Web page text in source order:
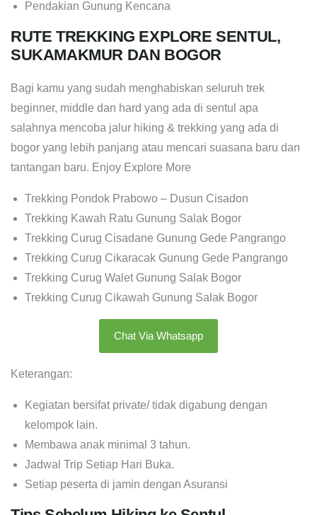
Pendakian Gunung Kencana
RUTE TREKKING EXPLORE SENTUL,
SUKAMAKMUR DAN BOGOR
Bagi kamu yang sudah menghabiskan seluruh trek
beginner, middle dan hard yang ada di sentul apa
salahnya mencoba jalur hiking & trekking yang ada di
bogor yang lebih panjang atau mencari suasana baru dan
tantangan baru. Enjoy Explore More
Trekking Pondok Prabowo – Dusun Cisadon
Trekking Kawah Ratu Gunung Salak Bogor
Trekking Curug Cisadane Gunung Gede Pangrango
Trekking Curug Cikaracak Gunung Gede Pangrango
Trekking Curug Walet Gunung Salak Bogor
Trekking Curug Cikawah Gunung Salak Bogor
Chat Via Whatsapp
Keterangan:
Kegiatan bersifat private/ tidak digabung dengan
kelompok lain.
Membawa anak minimal 3 tahun.
Jadwal Trip Setiap Hari Buka.
Setiap peserta di jamin dengan Asuransi